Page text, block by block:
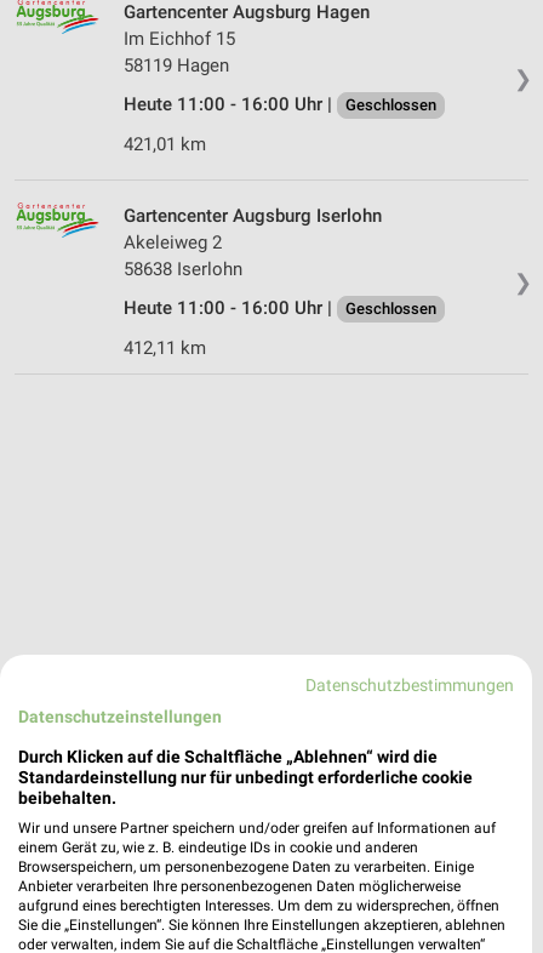
❯
Gartencenter Augsburg Hagen
Im Eichhof 15
58119 Hagen
Heute 11:00 - 16:00 Uhr |
Geschlossen
421,01 km
❯
Gartencenter Augsburg Iserlohn
Akeleiweg 2
58638 Iserlohn
Heute 11:00 - 16:00 Uhr |
Geschlossen
412,11 km
Gartencenter Augsburg Castrop-Rauxel
Am Landwehrbach 1
44575 Castrop-Rauxel
Heute 11:00 - 16:00 Uhr |
Geschlossen
Datenschutzbestimmungen
Datenschutzeinstellungen
Durch Klicken auf die Schaltfläche „Ablehnen“ wird die
Standardeinstellung nur für unbedingt erforderliche cookie
beibehalten.
Wir und unsere Partner speichern und/oder greifen auf Informationen auf
einem Gerät zu, wie z. B. eindeutige IDs in cookie und anderen
Browserspeichern, um personenbezogene Daten zu verarbeiten. Einige
Anbieter verarbeiten Ihre personenbezogenen Daten möglicherweise
aufgrund eines berechtigten Interesses. Um dem zu widersprechen, öffnen
Sie die „Einstellungen“. Sie können Ihre Einstellungen akzeptieren, ablehnen
oder verwalten, indem Sie auf die Schaltfläche „Einstellungen verwalten“